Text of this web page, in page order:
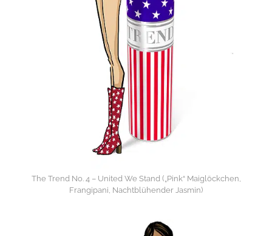
The Trend No. 4 – United We Stand („Pink“ Maiglöckchen,
Frangipani, Nachtblühender Jasmin)